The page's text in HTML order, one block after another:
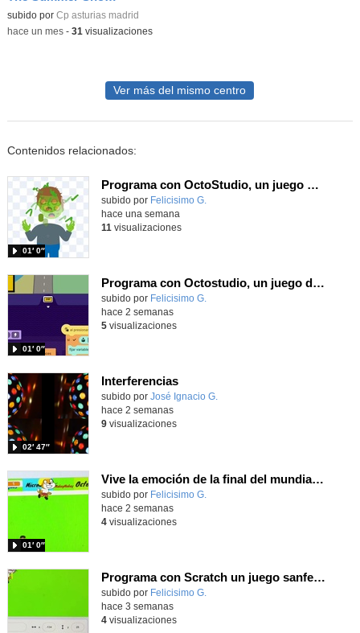
Contenido educativo.
subido por Cp asturias madrid
-hace un mes- 31 visualizaciones
Ver más del mismo centro
Contenidos relacionados:
Programa con OctoStudio, un juego homenajeando al House of the dead con Zombies
Contenido educativo.
subido por Felicisimo G.
01′ 0″
hace una semana
11 visualizaciones
Programa con Octostudio, un juego de Educación Víal cruzando un paso de cebra.
Contenido educativo.
subido por Felicisimo G.
01′ 0″
hace 2 semanas
5visualizaciones
Interferencias
Contenido educativo.
subido por José Ignacio G.
02′ 47″
hace 2 semanas
9visualizaciones
Vive la emoción de la final del mundial 2026, programando con Scratch un juego de toques.
Contenido educativo.
subido por Felicisimo G.
01′ 0″
hace 2 semanas
4visualizaciones
Programa con Scratch un juego sanferminero con Mikel Merino evitando toros y dando toques al balón.
Contenido educativo.
subido por Felicisimo G.
hace 3 semanas
4visualizaciones